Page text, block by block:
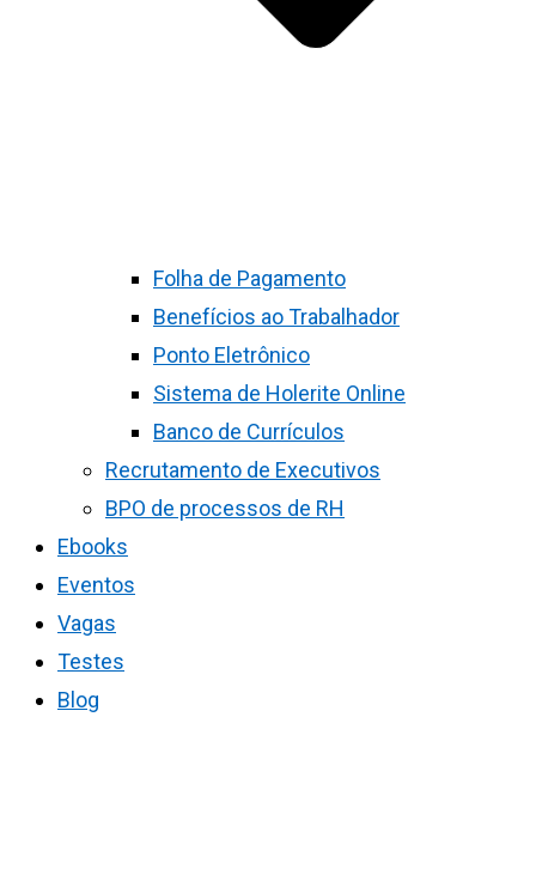
Folha de Pagamento
Benefícios ao Trabalhador
Ponto Eletrônico
Sistema de Holerite Online
Banco de Currículos
Recrutamento de Executivos
BPO de processos de RH
Ebooks
Eventos
Vagas
Testes
Blog